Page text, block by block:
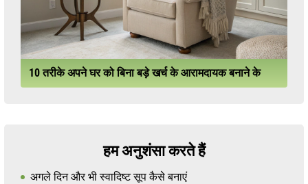
10 तरीके अपने घर को बिना बड़े खर्च के आरामदायक बनाने के
हम अनुशंसा करते हैं
अगले दिन और भी स्वादिष्ट सूप कैसे बनाएं